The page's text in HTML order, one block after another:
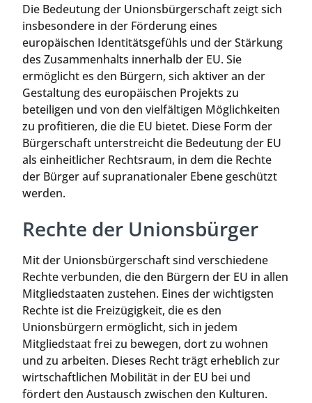
Die Bedeutung der Unionsbürgerschaft zeigt sich
insbesondere in der Förderung eines
europäischen Identitätsgefühls und der Stärkung
des Zusammenhalts innerhalb der EU. Sie
ermöglicht es den Bürgern, sich aktiver an der
Gestaltung des europäischen Projekts zu
beteiligen und von den vielfältigen Möglichkeiten
zu profitieren, die die EU bietet. Diese Form der
Bürgerschaft unterstreicht die Bedeutung der EU
als einheitlicher Rechtsraum, in dem die Rechte
der Bürger auf supranationaler Ebene geschützt
werden.
Rechte der Unionsbürger
Mit der Unionsbürgerschaft sind verschiedene
Rechte verbunden, die den Bürgern der EU in allen
Mitgliedstaaten zustehen. Eines der wichtigsten
Rechte ist die Freizügigkeit, die es den
Unionsbürgern ermöglicht, sich in jedem
Mitgliedstaat frei zu bewegen, dort zu wohnen
und zu arbeiten. Dieses Recht trägt erheblich zur
wirtschaftlichen Mobilität in der EU bei und
fördert den Austausch zwischen den Kulturen.